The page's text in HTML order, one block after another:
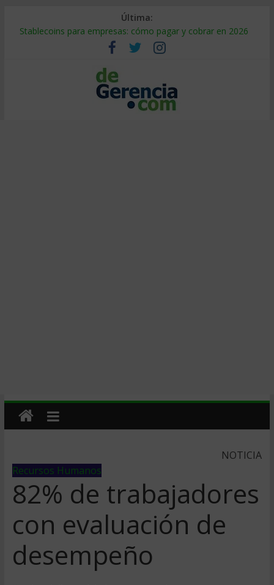
Última:
Stablecoins para empresas: cómo pagar y cobrar en 2026
Despido silencioso: qué es y por qué sale tan caro
IA en selección de personal: cómo auditarla a tiempo
Trabajo forzoso en la cadena de suministro: qué hacer
Mercado hispano de EE. UU.: cómo segmentarlo y venderle
NOTICIA
Recursos Humanos
82% de trabajadores
con evaluación de
desempeño